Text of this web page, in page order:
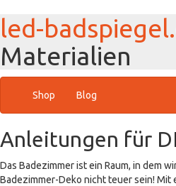
led-
Materialien
Shop Blog
Anleitungen für
Das Badezimmer ist ein Raum, in dem
Badezimmer-Deko nicht teuer sein!